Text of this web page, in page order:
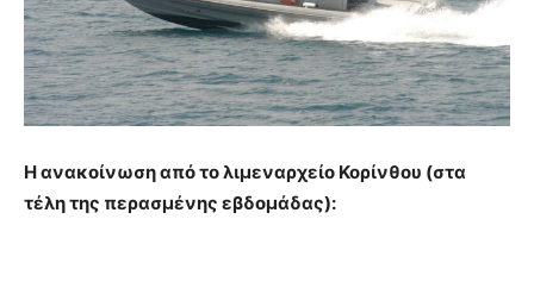
Η ανακοίνωση από το λιμεναρχείο Κορίνθου (στα
τέλη της περασμένης εβδομάδας):